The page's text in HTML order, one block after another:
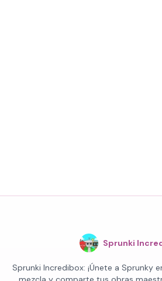
Sprunki
Sprunki Incredibox: ¡Únete a Sprunky